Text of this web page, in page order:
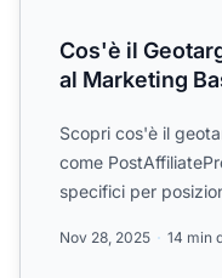
Cos'è il
al Marketing
Scopri cos'è il
come
specifici per
Nov 28, 2025 14 min